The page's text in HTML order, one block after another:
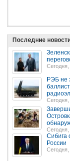
Последние
Сегодня,
РЭБ не
Сегодня,
Сегодня,
Сибига
России
Сегодня,